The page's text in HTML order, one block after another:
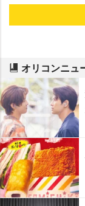
オリコンニュ